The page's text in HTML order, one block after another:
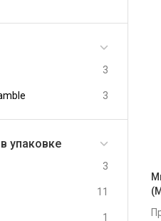
3
3
упаковке
3
11
1